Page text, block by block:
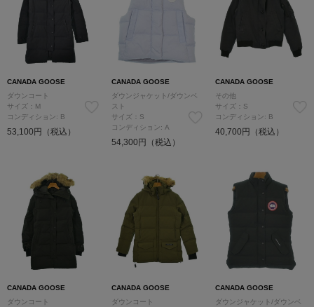
CANADA GOOSE
ダウンコート
サイズ：M
コンディション: B
53,100円（税込）
CANADA GOOSE
ダウンジャケット/ダウンベ
スト
サイズ：S
コンディション: A
54,300円（税込）
CANADA GOOSE
その他
サイズ：S
コンディション: B
40,700円（税込）
CANADA GOOSE
ダウンコート
CANADA GOOSE
ダウンコート
CANADA GOOSE
ダウンジャケット/ダウンベ